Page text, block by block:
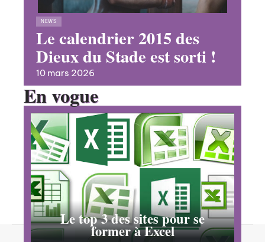
NEWS
Le calendrier 2015 des
Dieux du Stade est sorti !
10 mars 2026
En vogue
Le top 3 des sites pour se
former à Excel